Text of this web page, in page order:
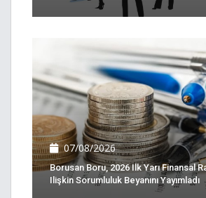
07/08/2026
Borusan Boru, 2026 Ilk Yarı Finansal
Ilişkin Sorumluluk Beyanını Yayımladı